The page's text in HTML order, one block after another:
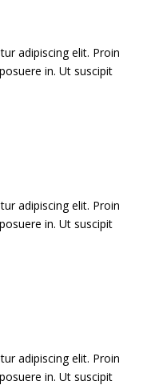
adipiscing elit. Proin
in. Ut suscipit
adipiscing elit. Proin
in. Ut suscipit
adipiscing elit. Proin
in. Ut suscipit